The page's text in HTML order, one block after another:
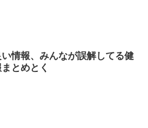
情報、みんなが誤解してる健
とめとく